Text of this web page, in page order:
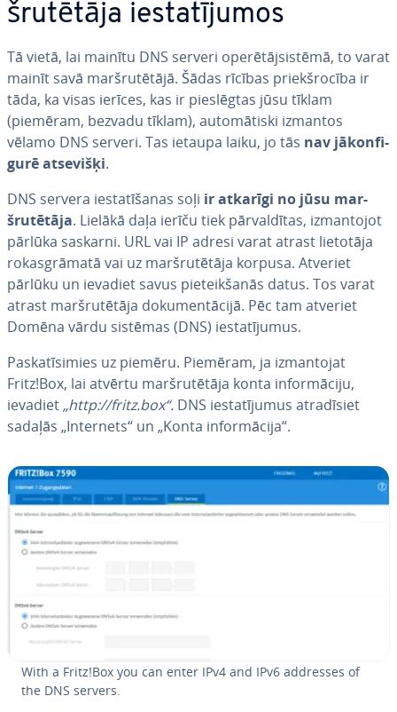
šru­tē­tā­ja ie­sta­tī­ju­mos
Tā vietā, lai mainītu DNS serveri ope­rē­tājsis­tē­mā, to varat
mainīt savā mar­šru­tē­tā­jā. Šādas rīcības priekš­ro­cī­ba ir
tāda, ka visas ierīces, kas ir pie­slēg­tas jūsu tīklam
(piemēram, bezvadu tīklam), au­to­mā­tis­ki izmantos
vēlamo DNS serveri. Tas ietaupa laiku, jo tās nav jā­kon­fi­
gu­rē atsevišķi.
DNS servera ie­sta­tī­ša­nas soļi ir atkarīgi no jūsu mar­
šru­tē­tā­ja. Lielākā daļa ierīču tiek pār­val­dī­tas, iz­man­to­jot
pārlūka saskarni. URL vai IP adresi varat atrast lietotāja
ro­kas­grā­ma­tā vai uz mar­šru­tē­tā­ja korpusa. Atveriet
pārlūku un ievadiet savus pie­teik­ša­nās datus. Tos varat
atrast mar­šru­tē­tā­ja do­ku­men­tā­ci­jā. Pēc tam atveriet
Domēna vārdu sistēmas (DNS) ie­sta­tī­ju­mus.
Pa­ska­tī­si­mies uz piemēru. Piemēram, ja iz­man­to­jat
Fritz!Box, lai atvērtu mar­šru­tē­tā­ja konta in­for­mā­ci­ju,
ievadiet „http://fritz.box“. DNS ie­sta­tī­ju­mus at­ra­dī­siet
sadaļās „Internets“ un „Konta in­for­mā­ci­ja“.
With a Fritz!Box you can enter IPv4 and IPv6 addresses of
the DNS servers.